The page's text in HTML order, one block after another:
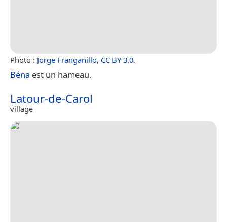
Photo : Jorge Franganillo, CC BY 3.0.
Béna est un hameau.
Latour-de-Carol
village